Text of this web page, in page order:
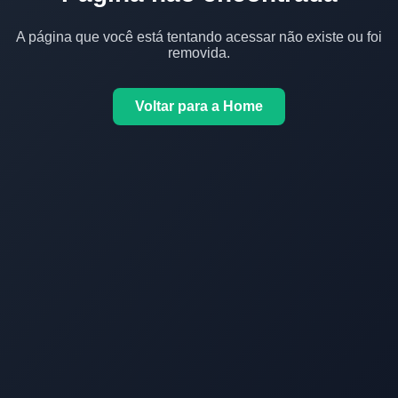
A página que você está tentando acessar não existe ou foi
removida.
Voltar para a Home